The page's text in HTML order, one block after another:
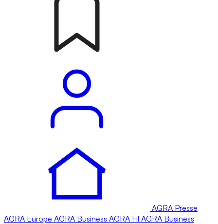
AGRA Presse
AGRA Europe AGRA Business AGRA Fil AGRA Business